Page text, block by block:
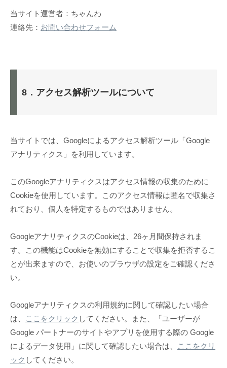
当サイト運営者：ちゃんわ
連絡先： お問い合わせフォーム
8．アクセス解析ツールについて
当サイトでは、Googleによるアクセス解析ツール「Google
アナリティクス」を利用しています。
このGoogleアナリティクスはアクセス情報の収集のために
Cookieを使用しています。このアクセス情報は匿名で収集さ
れており、個人を特定するものではありません。
GoogleアナリティクスのCookieは、26ヶ月間保持されま
す。この機能はCookieを無効にすることで収集を拒否するこ
とが出来ますので、お使いのブラウザの設定をご確認くださ
い。
Googleアナリティクスの利用規約に関して確認したい場合
は、
ここをクリック してください。また、「ユーザーが
Google パートナーのサイトやアプリを使用する際の Google
によるデータ使用」に関して確認したい場合は、
ここをクリ
ック してください。